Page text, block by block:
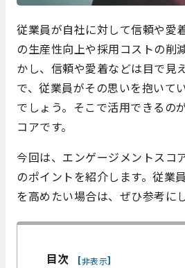
従業員が自社に対して信頼や愛
の生産性向上や採用コストの削
かし、信頼や愛着などは目で見
で、従業員がその思いを抱いて
でしょう。そこで活用できるの
コアです。
今回は、エンゲージメントスコ
のポイントを紹介します。従業
を高めたい場合は、ぜひ参考に
目次 [非表示]